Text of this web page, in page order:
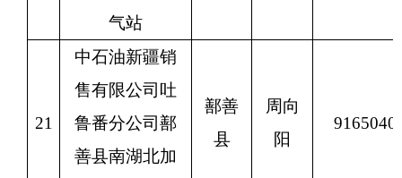
气站
21
中石油新疆销
售有限公司吐
鲁番分公司鄯
善县南湖北加
鄯善
县
周向
阳